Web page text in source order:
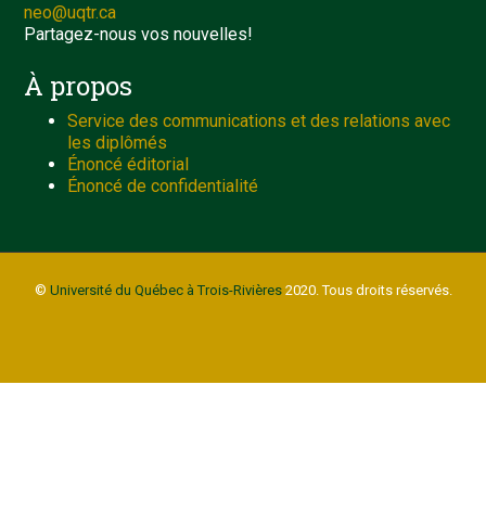
neo@uqtr.ca
Partagez-nous vos nouvelles!
À propos
Service des communications et des relations avec
les diplômés
Énoncé éditorial
Énoncé de confidentialité
© Université du Québec à Trois-Rivières2020. Tous droits réservés.